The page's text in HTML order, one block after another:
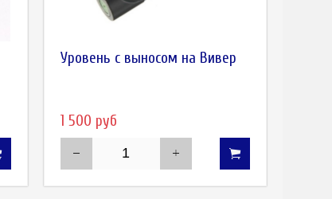
Уровень с выносом на Вивер
1 500 руб